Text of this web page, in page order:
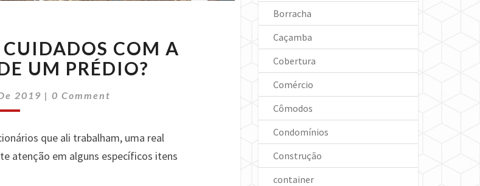
COM A
UM PRÉDIO?
2019 | Comments
0 Comment
que ali trabalham, uma real
atenção em alguns específicos itens
Borracha
Caçamba
Cobertura
Comércio
Cômodos
Condomínios
Construção
container